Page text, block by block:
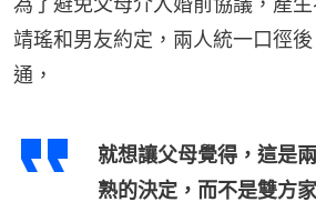
靖瑤和男友約定，兩人統一口徑
通，
就想讓父母覺得，這是
熟的決定，而不是雙方